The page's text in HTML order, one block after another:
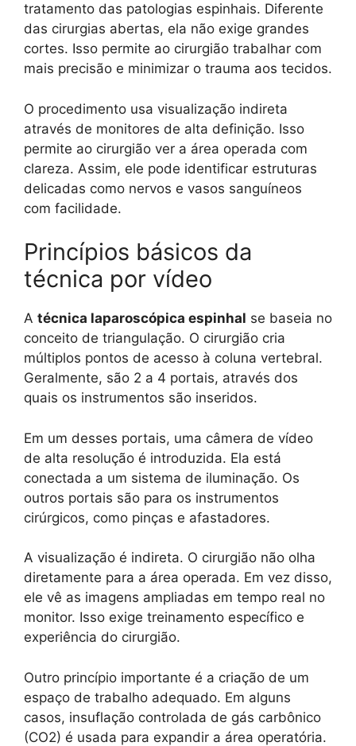
tratamento das patologias espinhais. Diferente
das cirurgias abertas, ela não exige grandes
cortes. Isso permite ao cirurgião trabalhar com
mais precisão e minimizar o trauma aos tecidos.
O procedimento usa visualização indireta
através de monitores de alta definição. Isso
permite ao cirurgião ver a área operada com
clareza. Assim, ele pode identificar estruturas
delicadas como nervos e vasos sanguíneos
com facilidade.
Princípios básicos da
técnica por vídeo
A técnica laparoscópica espinhal se baseia no
conceito de triangulação. O cirurgião cria
múltiplos pontos de acesso à coluna vertebral.
Geralmente, são 2 a 4 portais, através dos
quais os instrumentos são inseridos.
Em um desses portais, uma câmera de vídeo
de alta resolução é introduzida. Ela está
conectada a um sistema de iluminação. Os
outros portais são para os instrumentos
cirúrgicos, como pinças e afastadores.
A visualização é indireta. O cirurgião não olha
diretamente para a área operada. Em vez disso,
ele vê as imagens ampliadas em tempo real no
monitor. Isso exige treinamento específico e
experiência do cirurgião.
Outro princípio importante é a criação de um
espaço de trabalho adequado. Em alguns
casos, insuflação controlada de gás carbônico
(CO2) é usada para expandir a área operatória.